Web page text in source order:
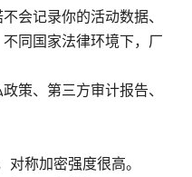
会记录你的活动数据、
同国家法律环境下，厂
策、第三方审计报告、
称加密强度很高。